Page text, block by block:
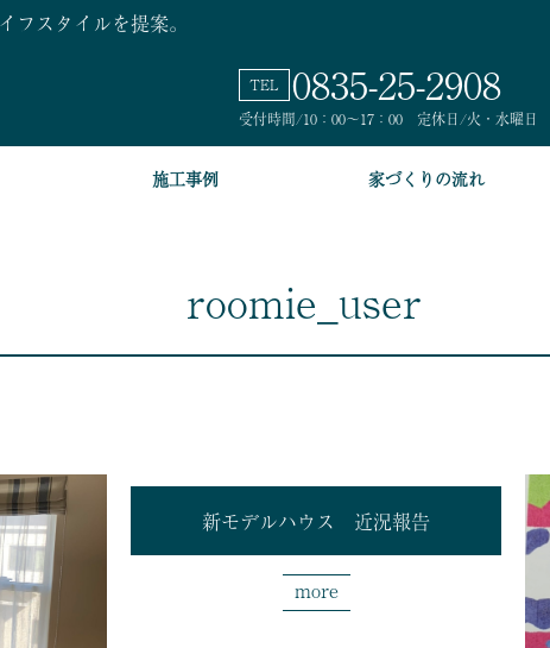
スタイルを提案。
TEL 0835-25-2908
受付時間/10：00～17：00 定休日/火・水曜日
施工事例 家づくりの流れ
roomie_user
新モデルハウス 近況報告
more